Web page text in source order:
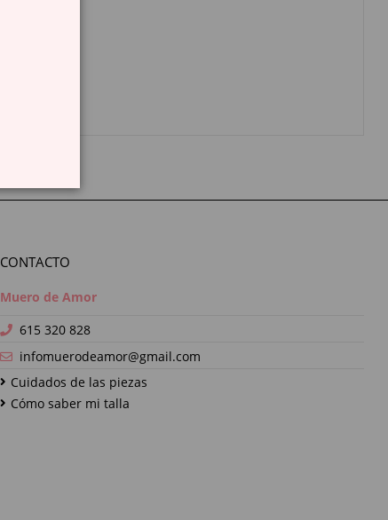
CONTACTO
Muero de Amor
615 320 828
infomuerodeamor@gmail.com
Cuidados de las piezas
Cómo saber mi talla